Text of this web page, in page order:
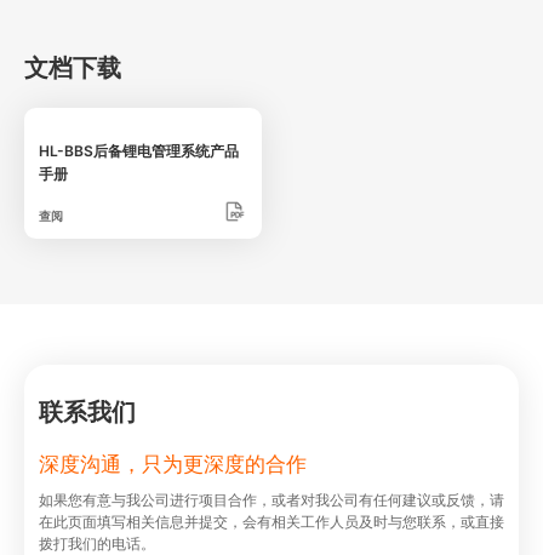
文档下载
HL-BBS后备锂电管理系统产品
手册
查阅
联系我们
深度沟通，只为更深度的合作
如果您有意与我公司进⾏项⽬合作，或者对我公司有任何建议或反馈，请
在此⻚⾯填写相关信息并提交，会有相关⼯作⼈员及时与您联系，或直接
拨打我们的电话。